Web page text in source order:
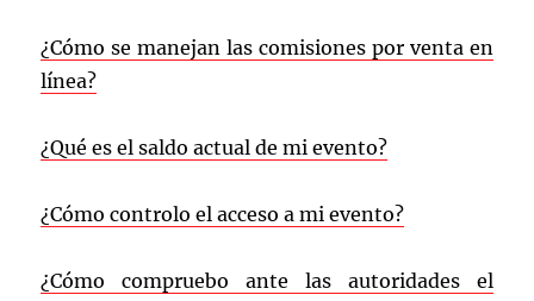
¿Cómo se manejan las comisiones por venta en
línea?
¿Qué es el saldo actual de mi evento?
¿Cómo controlo el acceso a mi evento?
¿Cómo compruebo ante las autoridades el